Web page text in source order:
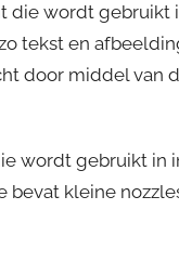
wordt gebruikt
tekst en
door middel van
wordt gebruikt in
kleine